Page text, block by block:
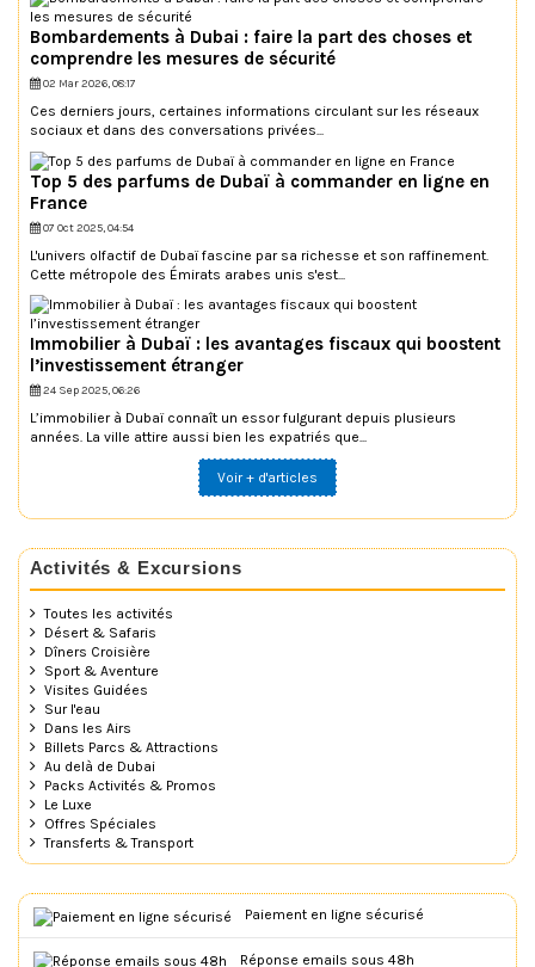
Bombardements à Dubai : faire la part des choses et
comprendre les mesures de sécurité
02 Mar 2026, 08:17
Ces derniers jours, certaines informations circulant sur les réseaux
sociaux et dans des conversations privées...
Top 5 des parfums de Dubaï à commander en ligne en
France
07 Oct 2025, 04:54
L'univers olfactif de Dubaï fascine par sa richesse et son raffinement.
Cette métropole des Émirats arabes unis s'est...
Immobilier à Dubaï : les avantages fiscaux qui boostent
l’investissement étranger
24 Sep 2025, 06:26
L’immobilier à Dubaï connaît un essor fulgurant depuis plusieurs
années. La ville attire aussi bien les expatriés que...
Voir + d'articles
Activités & Excursions
Toutes les activités
Désert & Safaris
Dîners Croisière
Sport & Aventure
Visites Guidées
Sur l'eau
Dans les Airs
Billets Parcs & Attractions
Au delà de Dubai
Packs Activités & Promos
Le Luxe
Offres Spéciales
Transferts & Transport
Paiement en ligne sécurisé
Réponse emails sous 48h